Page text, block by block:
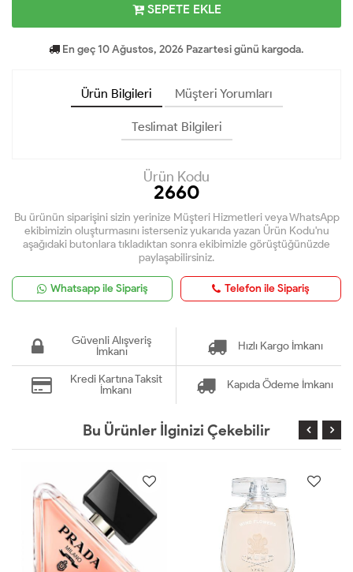
SEPETE EKLE
En geç 10 Ağustos, 2026 Pazartesi günü kargoda.
Ürün Bilgileri Müşteri Yorumları
Teslimat Bilgileri
Ürün Kodu
2660
Bu ürünün siparişini sizin yerinize Müşteri Hizmetleri veya WhatsApp
ekibimizin oluşturmasını isterseniz yukarıda yazan Ürün Kodu'nu
aşağıdaki butonlara tıkladıktan sonra ekibimizle görüştüğünüzde
paylaşabilirsiniz.
Whatsapp ile Sipariş Telefon ile Sipariş
Güvenli Alışveriş
İmkanı
Hızlı Kargo İmkanı
Kredi Kartına Taksit
İmkanı
Kapıda Ödeme İmkanı
Bu Ürünler İlginizi Çekebilir